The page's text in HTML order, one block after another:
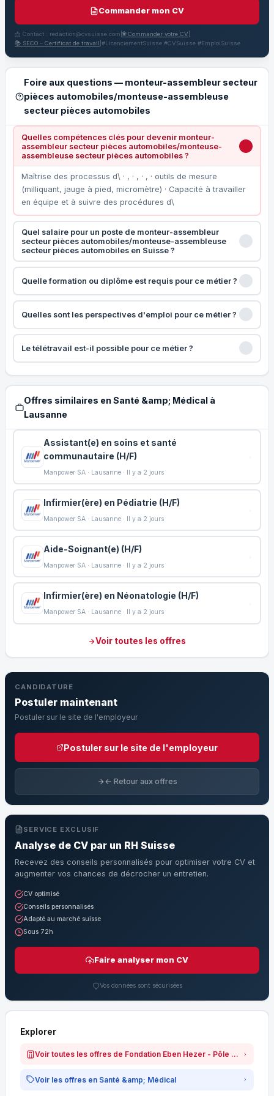
Commander mon CV
📩 Contact : redaction@cvsuisse.com |🌐 Commander votre CV
📚 SECO – Certificat de travail
#LicenciementSuisse #CVSuisse #EmploiSuisse
Foire aux questions — monteur-assembleur secteur
pièces automobiles/monteuse-assembleuse
secteur pièces automobiles
Quelles compétences clés pour devenir monteur-
assembleur secteur pièces automobiles/monteuse-
assembleuse secteur pièces automobiles ?
Maîtrise des processus d\ · , · , · , · outils de mesure
(milliquant, jauge à pied, micromètre) · Capacité à travailler
en équipe et à suivre des procédures d\
Quel salaire pour un poste de monteur-assembleur
secteur pièces automobiles/monteuse-assembleuse
secteur pièces automobiles en Suisse ?
Quelle formation ou diplôme est requis pour ce métier ?
Quelles sont les perspectives d'emploi pour ce métier ?
Le télétravail est-il possible pour ce métier ?
Offres similaires en Santé &amp; Médical à
Lausanne
Assistant(e) en soins et santé
communautaire (H/F)
Manpower SA · Lausanne · Il y a 2 jours
Infirmier(ère) en Pédiatrie (H/F)
Manpower SA · Lausanne · Il y a 2 jours
Aide-Soignant(e) (H/F)
Manpower SA · Lausanne · Il y a 2 jours
Infirmier(ère) en Néonatologie (H/F)
Manpower SA · Lausanne · Il y a 2 jours
Voir toutes les offres
CANDIDATURE
Postuler maintenant
Postuler sur le site de l'employeur
Postuler sur le site de l'employeur
← Retour aux offres
SERVICE EXCLUSIF
Analyse de CV par un RH Suisse
Recevez des conseils personnalisés pour optimiser votre CV et
augmenter vos chances de décrocher un entretien.
CV optimisé
Conseils personnalisés
Adapté au marché suisse
Sous 72h
Faire analyser mon CV
Vos données sont sécurisées
Explorer
Voir toutes les offres de Fondation Eben Hezer - Pôle Grand Âge (slots)
Voir les offres en Santé &amp; Médical